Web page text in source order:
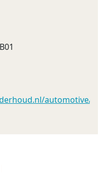
automotive/